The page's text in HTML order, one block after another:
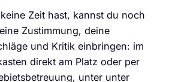
Zeit hast, kannst du noch
Zustimmung, deine
und Kritik einbringen: im
direkt am Platz oder per
unter unter